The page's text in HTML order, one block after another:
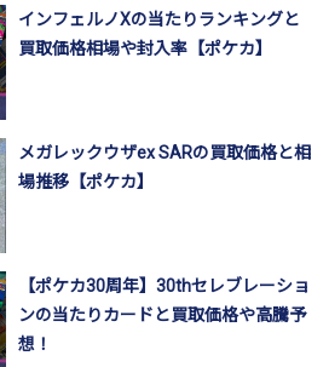
インフェルノXの当たりランキングと
買取価格相場や封入率【ポケカ】
メガレックウザex SARの買取価格と相
場推移【ポケカ】
【ポケカ30周年】30thセレブレーショ
ンの当たりカードと買取価格や高騰予
想！